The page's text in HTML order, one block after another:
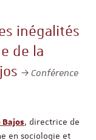
inégalités
de la
Conférence
, directrice de
en sociologie et